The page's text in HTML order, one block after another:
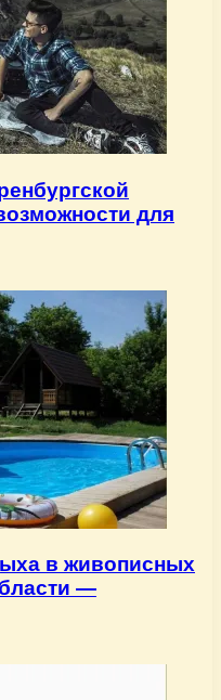
для
в живописных
—